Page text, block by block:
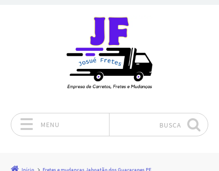
MENU BUSCA
Início Fretes e mudanças Jaboatão dos Guararapes PE